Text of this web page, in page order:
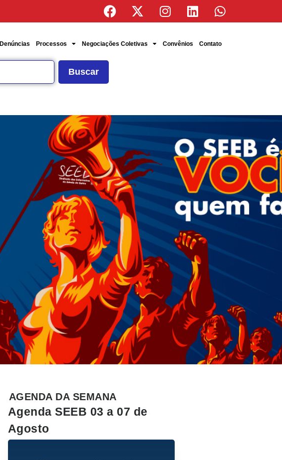
Denúncias Processos Negociações Coletivas Convênios Contato
Buscar
AGENDA DA SEMANA
Agenda SEEB 03 a 07 de
Agosto